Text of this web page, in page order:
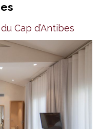
Cap d’Antibes